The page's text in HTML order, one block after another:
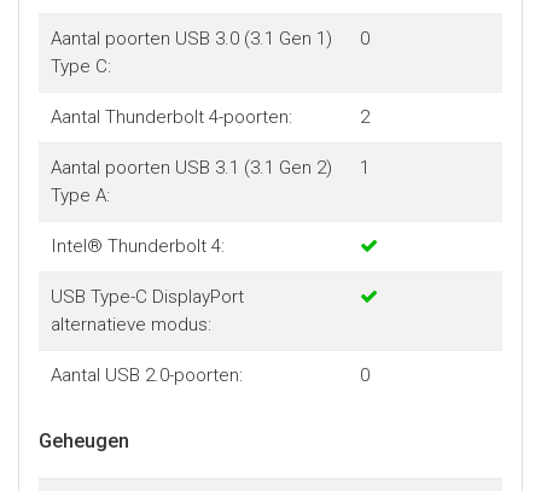
Aantal poorten USB 3.0 (3.1 Gen 1)
Type C:
0
Aantal Thunderbolt 4-poorten: 2
Aantal poorten USB 3.1 (3.1 Gen 2)
Type A:
1
Intel® Thunderbolt 4:
USB Type-C DisplayPort
alternatieve modus:
Aantal USB 2.0-poorten: 0
Geheugen